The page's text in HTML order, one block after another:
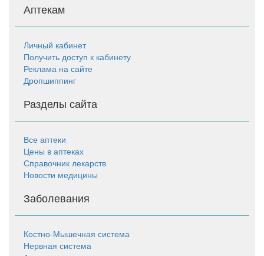
Аптекам
Личный кабинет
Получить доступ к кабинету
Реклама на сайте
Дропшиппинг
Разделы сайта
Все аптеки
Цены в аптеках
Справочник лекарств
Новости медицины
Заболевания
Костно-Мышечная система
Нервная система